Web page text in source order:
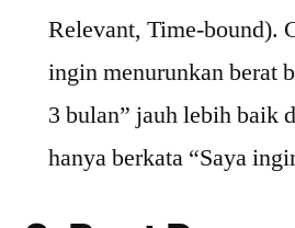
Relevant, Time-bound).
ingin menurunkan berat
3 bulan” jauh lebih baik
hanya berkata “Saya